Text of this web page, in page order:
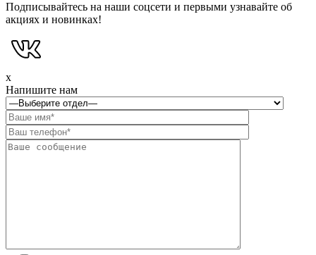
Подписывайтесь на наши соцсети и первыми узнавайте об
акциях и новинках!
x
Напишите нам